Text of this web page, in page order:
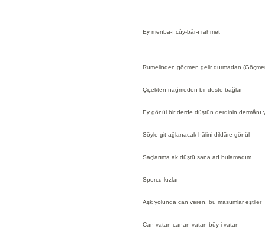
Ey menba-ı cûy-bâr-ı rahmet
Rumelinden göçmen gelir durmadan
Çiçekten nağmeden bir deste bağlar
Ey gönül bir derde düştün derdinin dermânı
Söyle git ağlanacak hâlini dildâre gönül
Saçlarıma ak düştü sana ad bulamadım
Sporcu kızlar
Aşk yolunda can veren, bu masumlar eştiler
Can vatan canan vatan bûy-i vatan